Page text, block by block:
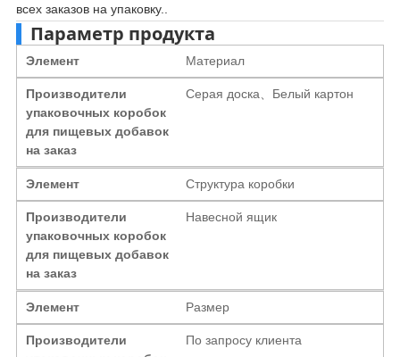
всех заказов на упаковку..
Параметр продукта
Элемент Материал
Производители
упаковочных коробок
для пищевых добавок
на заказ
Серая доска、Белый картон
Элемент Структура коробки
Производители
упаковочных коробок
для пищевых добавок
на заказ
Навесной ящик
Элемент Размер
Производители
По запросу клиента